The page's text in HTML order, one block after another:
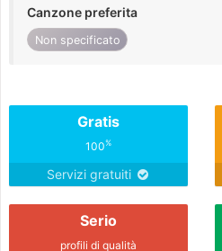
Canzone preferita
Non specificato
Gratis
100%
Servizi gratuiti
Serio
profili di qualità